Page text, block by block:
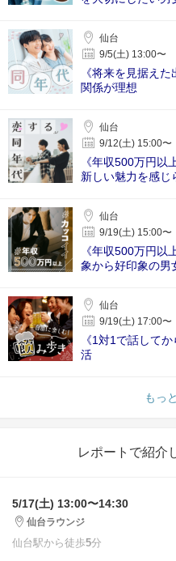
仙台
9/5(土) 13:00〜
《将来を見据え
関係が理想
仙台
9/12(土) 15:00〜
《年収500万円以
新しい魅力を感じ
仙台
9/19(土) 15:00〜
《年収500万円以
象から好印象の男
仙台
9/19(土) 17:00〜
《1対1で話して
活
もっ
レポートで紹介
5/17(土) 13:00〜14:30
仙台ラウンジ
仙台駅から徒歩5分